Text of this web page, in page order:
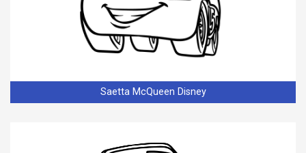
Saetta McQueen Disney